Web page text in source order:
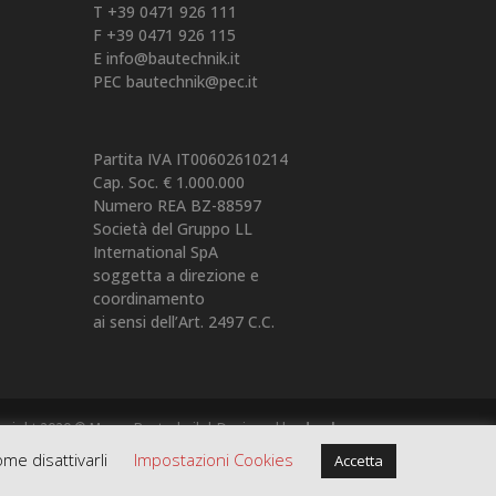
T +39 0471 926 111
F +39 0471 926 115
Einfo@bautechnik.it
PECbautechnik@pec.it
Partita IVA IT00602610214
Cap. Soc. € 1.000.000
Numero REA BZ-88597
Società del Gruppo LL
International SpA
soggetta a direzione e
coordinamento
ai sensi dell’Art. 2497 C.C.
2020 © Moser Bautechnik | Designed bydoc.bz
disattivarli Impostazioni Cookies Accetta